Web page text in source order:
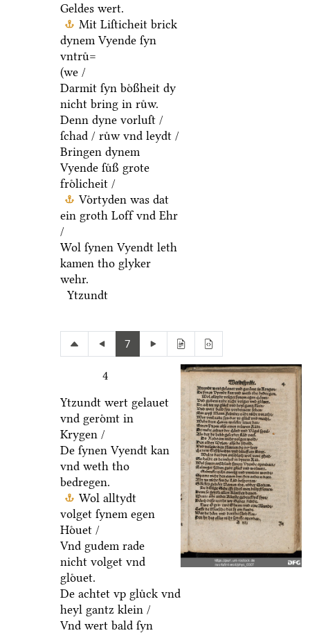
Geldes wert.
Mit Liſticheit brick
dynem Vyende ſyn
vntruͤ=
(we /
Darmit ſyn boͤßheit dy
nicht bring in ruͤw.
Denn dyne vorluſt /
ſchad / ruͤw vnd leydt /
Bringen dynem
Vyende ſuͤß grote
froͤlicheit /
Voͤrtyden was dat
ein groth Loff vnd Ehr
/
Wol ſynen Vyendt leth
kamen tho glyker
wehr.
Ytzundt
7
4
Ytzundt wert gelauet
vnd geroͤmt in
Krygen /
De ſynen Vyendt kan
vnd weth tho
bedregen.
Wol alltydt
volget ſynem egen
Hoͤuet /
Vnd gudem rade
nicht volget vnd
gloͤuet.
De achtet vp gluͤck vnd
heyl gantz klein /
Vnd wert bald ſyn